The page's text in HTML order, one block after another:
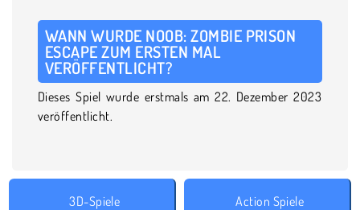
WANN WURDE NOOB: ZOMBIE PRISON
ESCAPE ZUM ERSTEN MAL
VERÖFFENTLICHT?
Dieses Spiel wurde erstmals am 22. Dezember 2023
veröffentlicht.
3D-Spiele Action Spiele